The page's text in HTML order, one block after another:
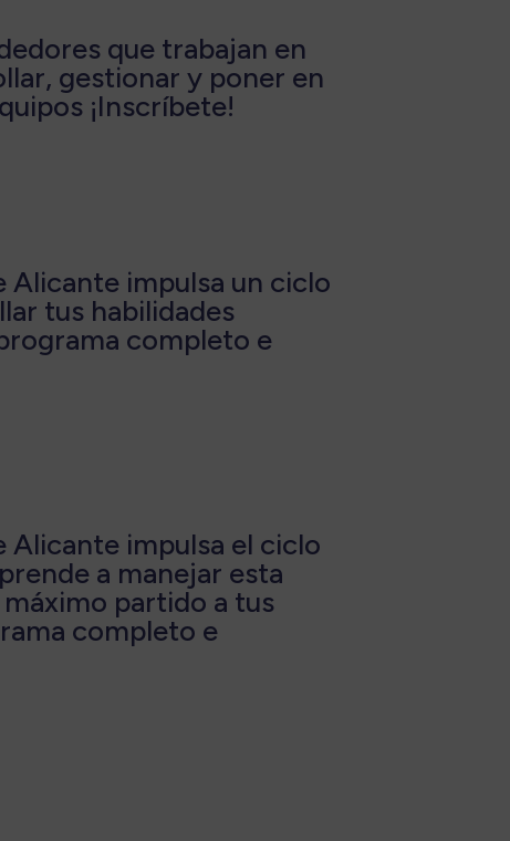
que trabajan en
gestionar y poner en
¡Inscríbete!
impulsa un ciclo
tus habilidades
completo e
impulsa el ciclo
a manejar esta
partido a tus
completo e